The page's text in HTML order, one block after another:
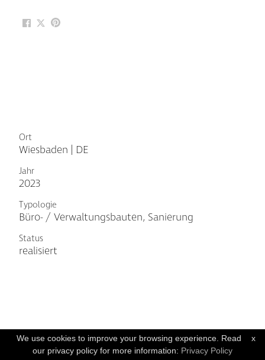
Medien
Ort
Wiesbaden | DE
Jahr
2023
Typologie
Büro- / Verwaltungsbauten, Sanierung
Status
realisiert
x
We use cookies to improve your browsing experience. Read
our privacy policy for more information: Privacy Policy